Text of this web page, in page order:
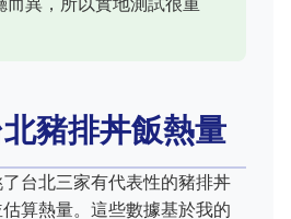
豬排丼飯熱量
台北三家有代表性的豬排丼
算熱量。這些數據基於我的